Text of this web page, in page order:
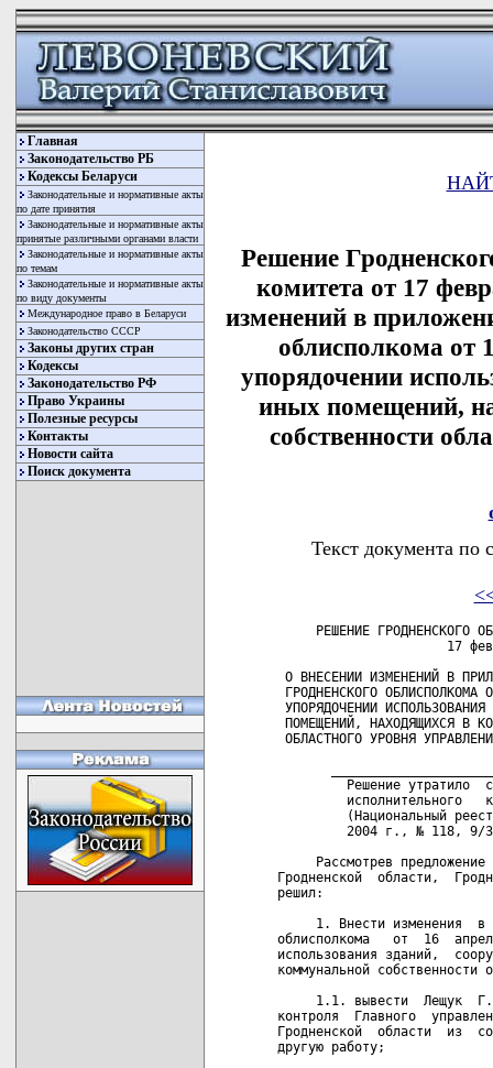
Главная
Законодательство РБ
Кодексы Беларуси
Законодательные и нормативные акты
по дате принятия
Законодательные и нормативные акты
принятые различными органами власти
Законодательные и нормативные акты
по темам
Законодательные и нормативные акты
по виду документы
Международное право в Беларуси
Законодательство СССР
Законы других стран
Кодексы
Законодательство РФ
Право Украины
Полезные ресурсы
Контакты
Новости сайта
Поиск документа
Решение
комитета от 17
изменений в
облисполкома от
упорядочении
иных помещений,
собственности
Текст документа по
РЕШЕНИЕ ГРОДНЕНСКОГО
17
О ВНЕСЕНИИ ИЗМЕНЕНИЙ В
ГРОДНЕНСКОГО
УПОРЯДОЧЕНИИ
ПОМЕЩЕНИЙ, НАХОДЯЩИХСЯ В
ОБЛАСТНОГО УРОВНЯ
Решение утратило
исполнительного
(Национальный
2004 г., № 118,
Рассмотрев предложение
Гродненской  области,
решил:
1. Внести изменения  в
облисполкома   от  16
использования зданий,
коммунальной собственности
1.1. вывести  Лещук
контроля  Главного
Гродненской  области  из
другую работу;